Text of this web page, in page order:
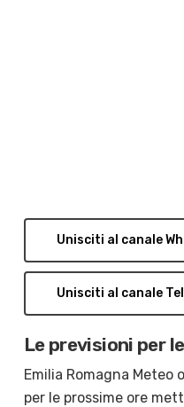
Unisciti al canale
Unisciti al canale
Le previsioni per
Emilia Romagna Meteo
per le prossime ore